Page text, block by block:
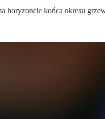
końca okresu